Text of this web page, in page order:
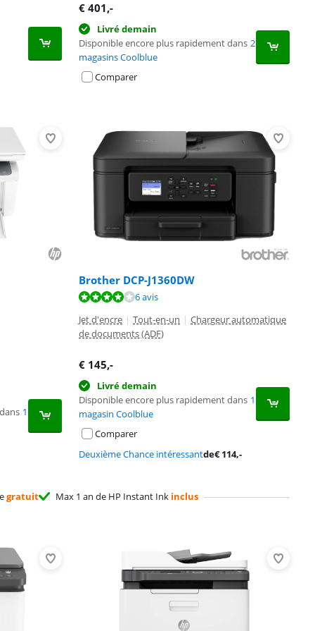
€ 401,-
Livré demain
Disponible encore plus rapidement dans 2
magasins Coolblue
Comparer
1
Brother DCP-J1360DW
6 avis
Jet d'encre | Tout-en-un | Chargeur automatique
de documents (ADF)
€ 145,-
Livré demain
Disponible encore plus rapidement dans 1
magasin Coolblue
Comparer
Deuxième Chance intéressantde€114,-
gratuit Max 1 an de HP Instant Ink inclus